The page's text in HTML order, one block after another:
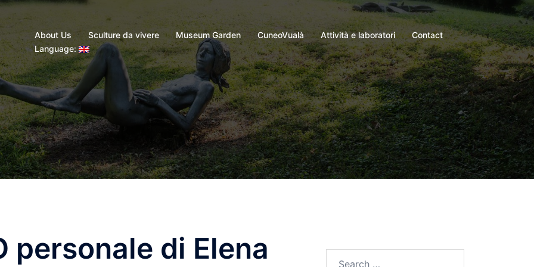
About Us Sculture da vivere Museum Garden CuneoVualà Attività e laboratori
Contact
Language:
personale di Elena